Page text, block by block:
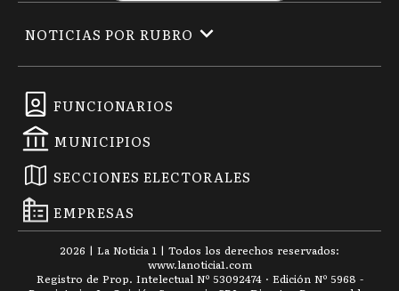
FUNCIONARIOS
MUNICIPIOS
SECCIONES ELECTORALES
EMPRESAS
NOTICIAS POR RUBRO
2026 | La Noticia 1 | Todos los derechos reservados:
www.lanoticia1.com
Registro de Prop. Intelectual Nº 53092474 · Edición Nº 5968 -